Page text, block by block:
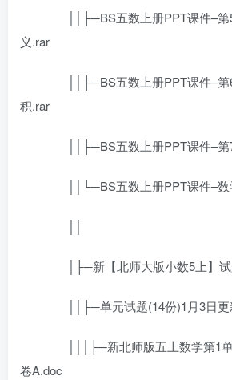
││├─BS五数上册PPT课件–第
义.rar
││├─BS五数上册PPT课件–第
积.rar
││├─BS五数上册PPT课件–第
││└─BS五数上册PPT课件–数
│├─新【北师大版小数5上】试
││├─单元试题(14份)1月3日更
│││├─新北师版五上数学第1单
卷A.doc